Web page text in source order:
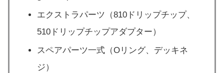
エクストラパーツ（810ドリップチップ、
510ドリップチップアダプター）
スペアパーツ一式（Oリング、デッキネ
ジ）